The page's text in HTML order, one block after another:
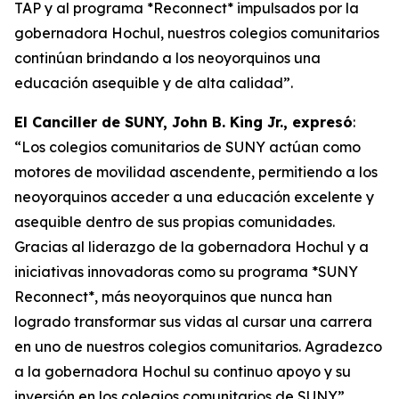
TAP y al programa *Reconnect* impulsados por la
gobernadora Hochul, nuestros colegios comunitarios
continúan brindando a los neoyorquinos una
educación asequible y de alta calidad”.
El Canciller de SUNY, John B. King Jr., expresó:
“Los colegios comunitarios de SUNY actúan como
motores de movilidad ascendente, permitiendo a los
neoyorquinos acceder a una educación excelente y
asequible dentro de sus propias comunidades.
Gracias al liderazgo de la gobernadora Hochul y a
iniciativas innovadoras como su programa *SUNY
Reconnect*, más neoyorquinos que nunca han
logrado transformar sus vidas al cursar una carrera
en uno de nuestros colegios comunitarios. Agradezco
a la gobernadora Hochul su continuo apoyo y su